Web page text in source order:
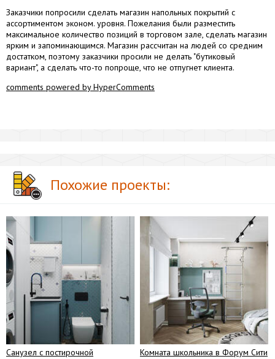
Заказчики попросили сделать магазин напольных покрытий с
ассортиментом эконом. уровня. Пожелания были разместить
максимальное количество позиций в торговом зале, сделать магазин
ярким и запоминающимся. Магазин рассчитан на людей со средним
достатком, поэтому заказчики просили не делать "бутиковый
вариант", а сделать что-то попроще, что не отпугнет клиента.
comments powered by HyperComments
Похожие проекты:
Санузел с постирочной Комната школьника в Форум Сити